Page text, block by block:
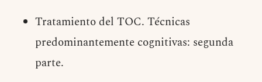
Tratamiento del TOC. Técnicas
predominantemente cognitivas: segunda
parte.